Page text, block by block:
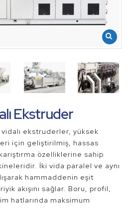
Ekstruder
ekstruderler, yüksek
için geliştirilmiş, hassas
özelliklerine sahip
İki vida paralel ve aynı
hammaddenin eşit
akışını sağlar. Boru, profil,
hatlarında maksimum